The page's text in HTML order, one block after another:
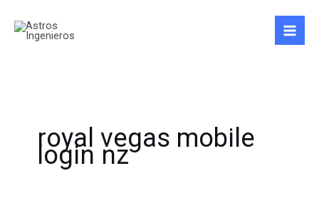
contenido
royal vegas mobile
login nz
por: